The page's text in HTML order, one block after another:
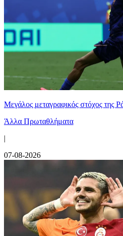
Μεγάλος μεταγραφικός στόχος της
Άλλα Πρωταθλήματα
|
07-08-2026